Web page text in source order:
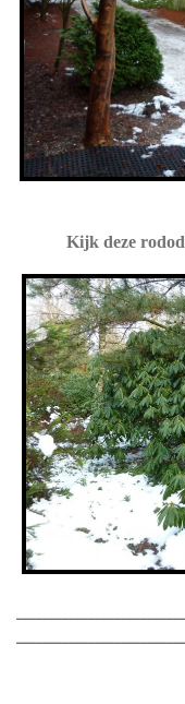
Kijk deze